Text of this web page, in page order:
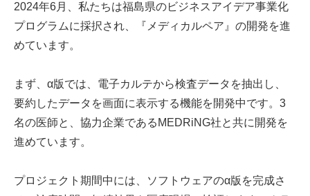
2024年6月、私たちは福島県のビジネスアイデア事業化
プログラムに採択され、『メディカルペア』の開発を進
めています。
まず、α版では、電子カルテから検査データを抽出し、
要約したデータを画面に表示する機能を開発中です。3
名の医師と、協力企業であるMEDRiNG社と共に開発を
進めています。
プロジェクト期間中には、ソフトウェアのα版を完成さ